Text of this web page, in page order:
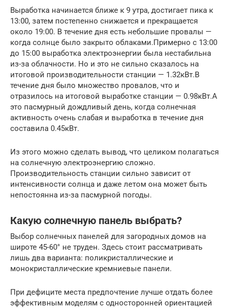
Выработка начинается ближе к 9 утра, достигает пика к
13:00, затем постепенно снижается и прекращается
около 19:00. В течение дня есть небольшие провалы —
когда солнце было закрыто облаками.Примерно с 13:00
до 15:00 выработка электроэнергии была нестабильна
из-за облачности. Но и это не сильно сказалось на
итоговой производительности станции — 1.32кВт.В
течение дня было множество провалов, что и
отразилось на итоговой выработке станции — 0.98кВт.А
это пасмурный дождливый день, когда солнечная
активность очень слабая и выработка в течение дня
составила 0.45кВт.
Из этого можно сделать вывод, что целиком полагаться
на солнечную электроэнергию сложно.
Производительность станции сильно зависит от
интенсивности солнца и даже летом она может быть
непостоянна из-за пасмурной погоды.
Какую солнечную панель выбрать?
Выбор солнечных панелей для загородных домов на
широте 45-60° не труден. Здесь стоит рассматривать
лишь два варианта: поликристаллические и
монокристаллические кремниевые панели.
При дефиците места предпочтение лучше отдать более
эффективным моделям с односторонней ориентацией